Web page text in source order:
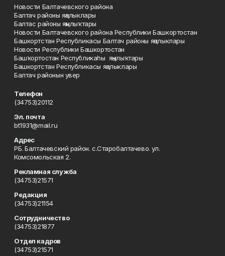
Новости Балтачевского района
Балтач районы яңалыклары
Балтас районы яңылыҡтары
Новости Балтачевского района Республики Башкортостан
Башкортстан Республикасы Балтач районы яңалыклары
Новости Республики Башкортостан
Башҡортостан Республикаһы яңылыҡтары
Башкортстан Республикасы яңалыклары
Балтач районын увер
Телефон
(34753)20112
Эл. почта
bt1931@mail.ru
Адрес
РБ. Балтачевский район. с.Старобалтачево. ул.
Комсомольская 2.
Рекламная служба
(34753)21571
Редакция
(34753)21154
Сотрудничество
(34753)21877
Отдел кадров
(34753)21571